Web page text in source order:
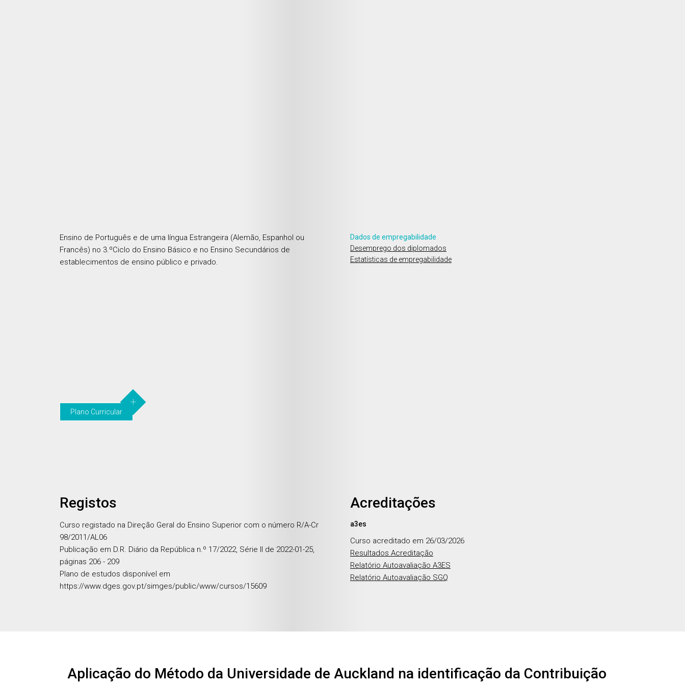
Ensino de Português e de uma língua Estrangeira (Alemão, Espanhol ou
Francês) no 3.ºCiclo do Ensino Básico e no Ensino Secundários de
establecimentos de ensino público e privado.
Dados de empregabilidade
Desemprego dos diplomados
Estatísticas de empregabilidade
Plano Curricular
Registos
Curso registado na Direção Geral do Ensino Superior com o número R/A-Cr
98/2011/AL06
Publicação em D.R. Diário da República n.º 17/2022, Série II de 2022-01-25,
páginas 206 - 209
Plano de estudos disponível em
https://www.dges.gov.pt/simges/public/www/cursos/15609
Acreditações
a3es
Curso acreditado em 26/03/2026
Resultados Acreditação
Relatório Autoavaliação A3ES
Relatório Autoavaliação SGQ
Aplicação do Método da Universidade de Auckland na identificação da Contribuição